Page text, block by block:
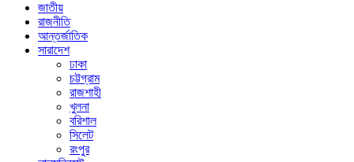
জাতীয়
রাজনীতি
আন্তর্জাতিক
সারাদেশ
ঢাকা
চট্টগ্রাম
রাজশাহী
খুলনা
বরিশাল
সিলেট
রংপুর